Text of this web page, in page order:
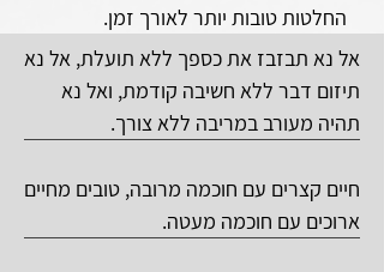
החלטות טובות יותר לאורך זמן.​
אל נא תבזבז את כספך ללא תועלת, אל נא
תיזום דבר ללא חשיבה קודמת, ואל נא
תהיה מעורב במריבה ללא צורך.
חיים קצרים עם חוכמה מרובה, טובים מחיים
ארוכים עם חוכמה מעטה.